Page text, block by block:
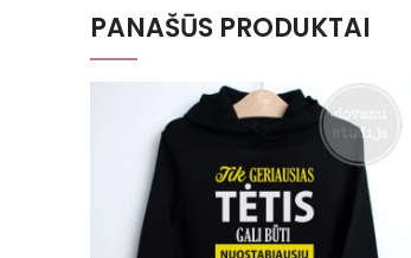
PANAŠŪS PRODUKTAI